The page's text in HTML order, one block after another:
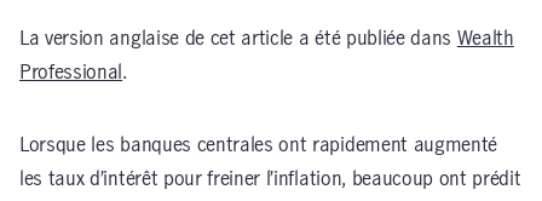
La version anglaise de cet article a été publiée dans Wealth
Professional .
Lorsque les banques centrales ont rapidement augmenté
les taux d’intérêt pour freiner l’inflation, beaucoup ont prédit